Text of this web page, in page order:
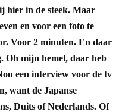
hier in de steek. Maar
en voor een foto te
Voor 2 minuten. En daar
Oh mijn hemel, daar heb
een interview voor de tv
want de Japanse
Duits of Nederlands. Of